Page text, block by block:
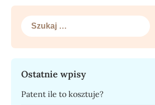
Szukaj:
Ostatnie wpisy
Patent ile to kosztuje?